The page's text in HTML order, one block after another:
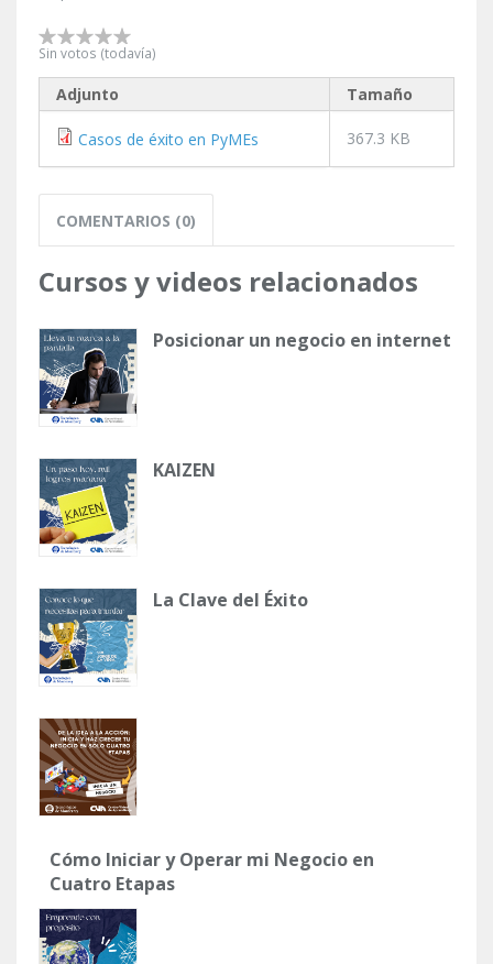
Sin votos (todavía)
Adjunto Tamaño
Casos de éxito en PyMEs 367.3 KB
COMENTARIOS (0)
Cursos y videos relacionados
Posicionar un negocio en internet
KAIZEN
La Clave del Éxito
Cómo Iniciar y Operar mi Negocio en
Cuatro Etapas